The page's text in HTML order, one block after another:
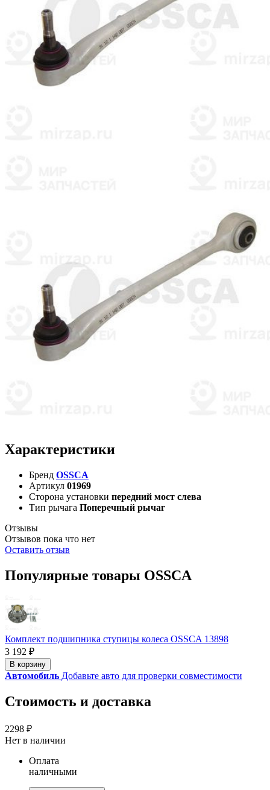
Характеристики
Бренд OSSCA
Артикул 01969
Сторона установки передний мост слева
Тип рычага Поперечный рычаг
Отзывы
Отзывов пока что нет
Оставить отзыв
Популярные товары OSSCA
Комплект подшипника ступицы колеса OSSCA 13898
3 192 ₽
В корзину
Автомобиль Добавьте авто для проверки совместимости
Стоимость и доставка
2298 ₽
Нет в наличии
Оплата
наличными